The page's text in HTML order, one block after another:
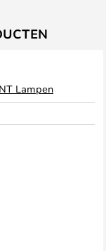
Lampen